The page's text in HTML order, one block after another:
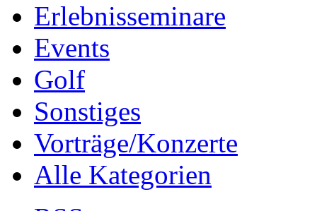
Erlebnisseminare
Events
Golf
Sonstiges
Vorträge/Konzerte
Alle Kategorien